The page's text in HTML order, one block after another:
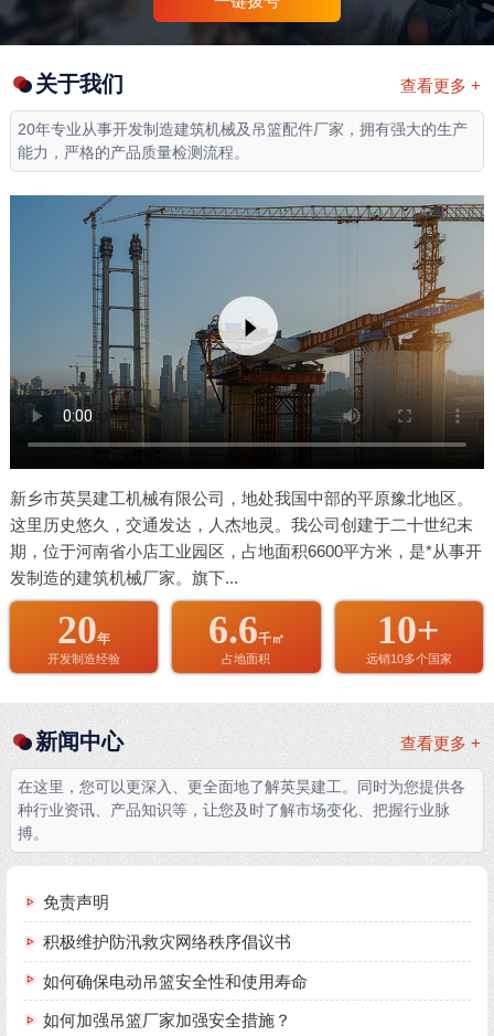
查看更多 +
关于我们
20年专业从事开发制造建筑机械及吊篮配件厂家，拥有强大的生产
能力，严格的产品质量检测流程。
新乡市英昊建工机械有限公司，地处我国中部的平原豫北地区。
这里历史悠久，交通发达，人杰地灵。我公司创建于二十世纪末
期，位于河南省小店工业园区，占地面积6600平方米，是*从事开
发制造的建筑机械厂家。旗下...
20年
开发制造经验
6.6千㎡
占地面积
10+
远销10多个国家
查看更多 +
新闻中心
在这里，您可以更深入、更全面地了解英昊建工。同时为您提供各
种行业资讯、产品知识等，让您及时了解市场变化、把握行业脉
搏。
免责声明
积极维护防汛救灾网络秩序倡议书
如何确保电动吊篮安全性和使用寿命
如何加强吊篮厂家加强安全措施？